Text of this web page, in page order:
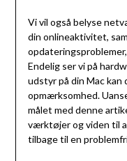
Vi vil også belyse
din onlineaktivitet,
Endelig ser vi på
udstyr på din Mac
opmærksomhed.
målet med denne
værktøjer og viden til
tilbage til en